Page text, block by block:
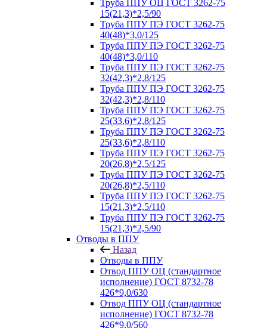
Труба ППУ ОЦ ГОСТ 3262-75
15(21,3)*2,5/90
Труба ППУ ПЭ ГОСТ 3262-75
40(48)*3,0/125
Труба ППУ ПЭ ГОСТ 3262-75
40(48)*3,0/110
Труба ППУ ПЭ ГОСТ 3262-75
32(42,3)*2,8/125
Труба ППУ ПЭ ГОСТ 3262-75
32(42,3)*2,8/110
Труба ППУ ПЭ ГОСТ 3262-75
25(33,6)*2,8/125
Труба ППУ ПЭ ГОСТ 3262-75
25(33,6)*2,8/110
Труба ППУ ПЭ ГОСТ 3262-75
20(26,8)*2,5/125
Труба ППУ ПЭ ГОСТ 3262-75
20(26,8)*2,5/110
Труба ППУ ПЭ ГОСТ 3262-75
15(21,3)*2,5/110
Труба ППУ ПЭ ГОСТ 3262-75
15(21,3)*2,5/90
Отводы в ППУ
Назад
Отводы в ППУ
Отвод ППУ ОЦ (стандартное
исполнение) ГОСТ 8732-78
426*9,0/630
Отвод ППУ ОЦ (стандартное
исполнение) ГОСТ 8732-78
426*9,0/560